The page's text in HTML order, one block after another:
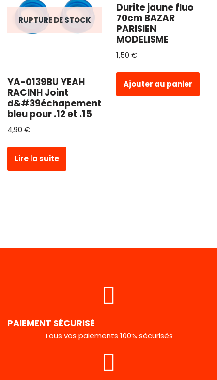
RUPTURE DE STOCK
YA-0139BU YEAH
RACINH Joint
d&#39échapement
bleu pour .12 et .15
4,90 €
Lire la suite
Durite jaune fluo
70cm BAZAR
PARISIEN
MODELISME
1,50 €
Ajouter au panier
PAIEMENT SÉCURISÉ
Tous vos paiements 100% sécurisés